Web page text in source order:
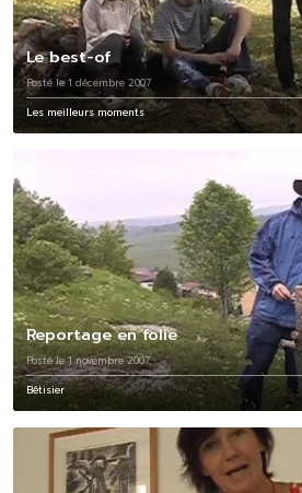
Le best-of
Posté le 1 décembre 2007
Les meilleurs moments
Reportage en folie
Posté le 1 novembre 2007
Bêtisier